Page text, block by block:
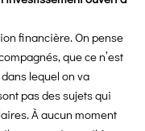
financière. On pense
que ce n’est
lequel on va
pas des sujets qui
À aucun moment